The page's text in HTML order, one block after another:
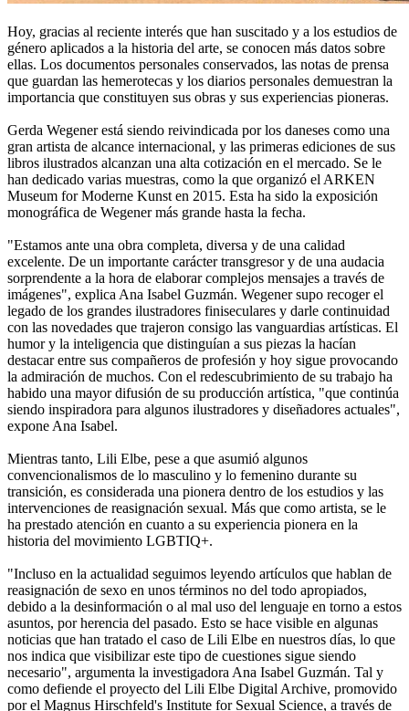
Hoy, gracias al reciente interés que han suscitado y a los estudios de
género aplicados a la historia del arte, se conocen más datos sobre
ellas. Los documentos personales conservados, las notas de prensa
que guardan las hemerotecas y los diarios personales demuestran la
importancia que constituyen sus obras y sus experiencias pioneras.
Gerda Wegener está siendo reivindicada por los daneses como una
gran artista de alcance internacional, y las primeras ediciones de sus
libros ilustrados alcanzan una alta cotización en el mercado. Se le
han dedicado varias muestras, como la que organizó el ARKEN
Museum for Moderne Kunst en 2015. Esta ha sido la exposición
monográfica de Wegener más grande hasta la fecha.
"Estamos ante una obra completa, diversa y de una calidad
excelente. De un importante carácter transgresor y de una audacia
sorprendente a la hora de elaborar complejos mensajes a través de
imágenes", explica Ana Isabel Guzmán. Wegener supo recoger el
legado de los grandes ilustradores finiseculares y darle continuidad
con las novedades que trajeron consigo las vanguardias artísticas. El
humor y la inteligencia que distinguían a sus piezas la hacían
destacar entre sus compañeros de profesión y hoy sigue provocando
la admiración de muchos. Con el redescubrimiento de su trabajo ha
habido una mayor difusión de su producción artística, "que continúa
siendo inspiradora para algunos ilustradores y diseñadores actuales",
expone Ana Isabel.
Mientras tanto, Lili Elbe, pese a que asumió algunos
convencionalismos de lo masculino y lo femenino durante su
transición, es considerada una pionera dentro de los estudios y las
intervenciones de reasignación sexual. Más que como artista, se le
ha prestado atención en cuanto a su experiencia pionera en la
historia del movimiento LGBTIQ+.
"Incluso en la actualidad seguimos leyendo artículos que hablan de
reasignación de sexo en unos términos no del todo apropiados,
debido a la desinformación o al mal uso del lenguaje en torno a estos
asuntos, por herencia del pasado. Esto se hace visible en algunas
noticias que han tratado el caso de Lili Elbe en nuestros días, lo que
nos indica que visibilizar este tipo de cuestiones sigue siendo
necesario", argumenta la investigadora Ana Isabel Guzmán. Tal y
como defiende el proyecto del Lili Elbe Digital Archive, promovido
por el Magnus Hirschfeld's Institute for Sexual Science, a través de